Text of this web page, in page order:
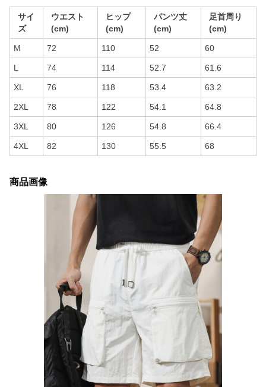
サイ
ズ
ウエスト
(cm)
ヒップ
(cm)
パンツ丈
(cm)
足首周り
(cm)
M 72 110 52 60
L 74 114 52.7 61.6
XL 76 118 53.4 63.2
2XL 78 122 54.1 64.8
3XL 80 126 54.8 66.4
4XL 82 130 55.5 68
商品画像